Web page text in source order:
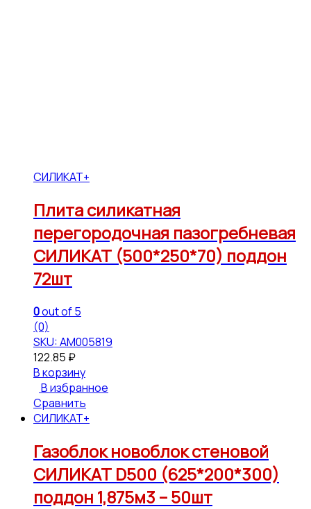
СИЛИКАТ+
Плита силикатная
перегородочная пазогребневая
СИЛИКАТ (500*250*70) поддон
72шт
0out of 5
(0)
SKU: АМ005819
122.85 ₽
В корзину
В избранное
Сравнить
СИЛИКАТ+
Газоблок новоблок стеновой
СИЛИКАТ D500 (625*200*300)
поддон 1,875м3 – 50шт